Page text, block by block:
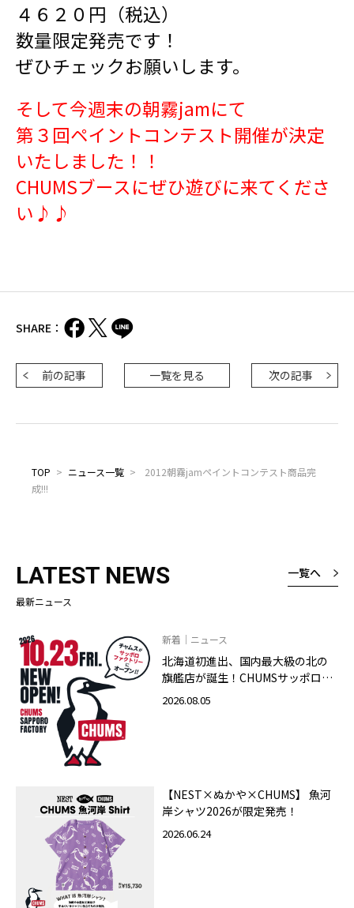
４６２０円（税込）
数量限定発売です！
ぜひチェックお願いします。
そして今週末の朝霧jamにて
第３回ペイントコンテスト開催が決定
いたしました！！
CHUMSブースにぜひ遊びに来てくださ
い♪♪
SHARE：
前の記事 一覧を見る 次の記事
TOP > ニュース一覧 >
2012朝霧jamペイントコンテスト商品完
成!!!
LATEST NEWS
最新ニュース
一覧へ
新着｜ニュース
北海道初進出、国内最大級の北の
旗艦店が誕生！CHUMSサッポロフ
ァクトリー店 2026年10月23日
2026.08.05
【NEST×ぬかや×CHUMS】 魚河
岸シャツ2026が限定発売！
2026.06.24